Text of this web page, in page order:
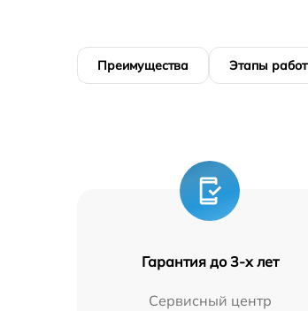
Преимущества Этапы работ
Гарантия до 3-х лет
Сервисный центр